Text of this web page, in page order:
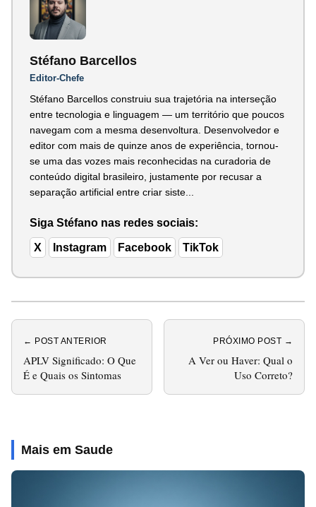
Stéfano Barcellos
Editor-Chefe
Stéfano Barcellos construiu sua trajetória na interseção
entre tecnologia e linguagem — um território que poucos
navegam com a mesma desenvoltura. Desenvolvedor e
editor com mais de quinze anos de experiência, tornou-
se uma das vozes mais reconhecidas na curadoria de
conteúdo digital brasileiro, justamente por recusar a
separação artificial entre criar siste...
Siga Stéfano nas redes sociais:
X Instagram Facebook TikTok
← POST ANTERIOR
APLV Significado: O Que
É e Quais os Sintomas
PRÓXIMO POST →
A Ver ou Haver: Qual o
Uso Correto?
Mais em Saude